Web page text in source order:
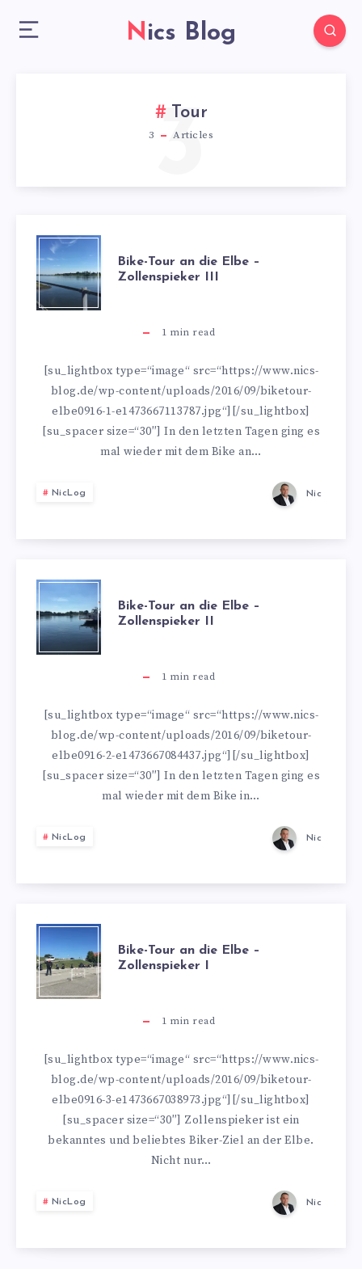
Nics Blog
Tour
3 Articles
3
BIKE-
TOUR
DIE
ELBE
Bike-Tour an die Elbe –
Zollenspieker III
1 min read
[su_lightbox type=“image“ src=“https://www.nics-
blog.de/wp-content/uploads/2016/09/biketour-
elbe0916-1-e1473667113787.jpg“][/su_lightbox]
[su_spacer size=“30″] In den letzten Tagen ging es
mal wieder mit dem Bike an…
NicLog Nic
BIKE-
TOUR
DIE
ELBE
Bike-Tour an die Elbe –
Zollenspieker II
1 min read
[su_lightbox type=“image“ src=“https://www.nics-
blog.de/wp-content/uploads/2016/09/biketour-
elbe0916-2-e1473667084437.jpg“][/su_lightbox]
[su_spacer size=“30″] In den letzten Tagen ging es
mal wieder mit dem Bike in…
NicLog Nic
BIKE-
TOUR
DIE
ELBE
–
I
Bike-Tour an die Elbe –
Zollenspieker I
1 min read
[su_lightbox type=“image“ src=“https://www.nics-
blog.de/wp-content/uploads/2016/09/biketour-
elbe0916-3-e1473667038973.jpg“][/su_lightbox]
[su_spacer size=“30″] Zollenspieker ist ein
bekanntes und beliebtes Biker-Ziel an der Elbe.
Nicht nur…
NicLog Nic